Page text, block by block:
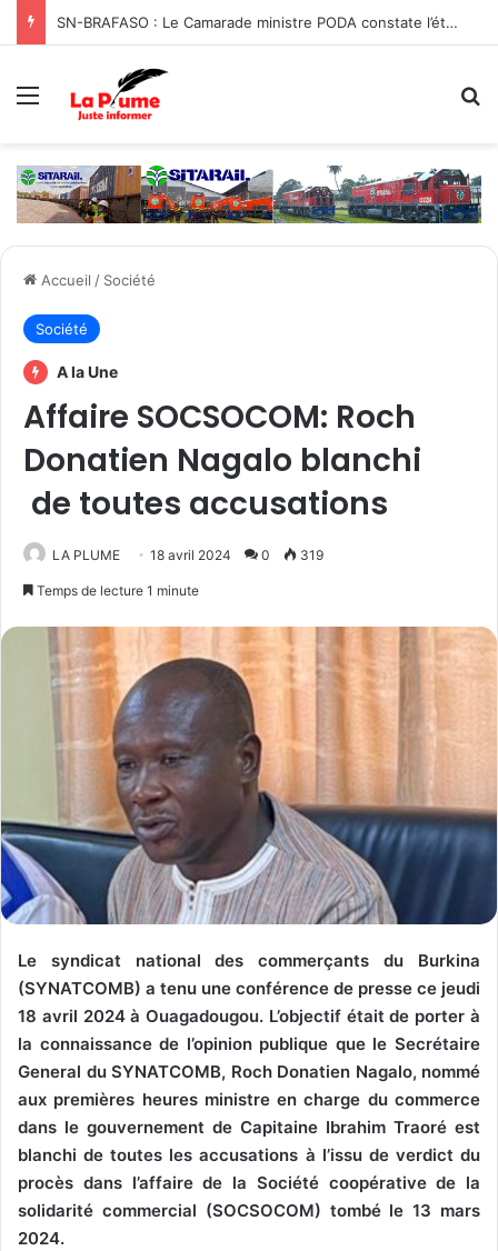
SN-BRAFASO : Le Camarade ministre PODA constate l’état des travaux du canal d’évacuation des eaux
Menu
Accueil / Société
Société
A la Une
Affaire SOCSOCOM: Roch
Donatien Nagalo blanchi
de toutes accusations
LA PLUME 18 avril 2024 0 319
Temps de lecture 1 minute
Le syndicat national des commerçants du Burkina
(SYNATCOMB) a tenu une conférence de presse ce jeudi
18 avril 2024 à Ouagadougou. L’objectif était de porter à
la connaissance de l’opinion publique que le Secrétaire
General du SYNATCOMB, Roch Donatien Nagalo, nommé
aux premières heures ministre en charge du commerce
dans le gouvernement de Capitaine Ibrahim Traoré est
blanchi de toutes les accusations à l’issu de verdict du
procès dans l’affaire de la Société coopérative de la
solidarité commercial (SOCSOCOM) tombé le 13 mars
2024.